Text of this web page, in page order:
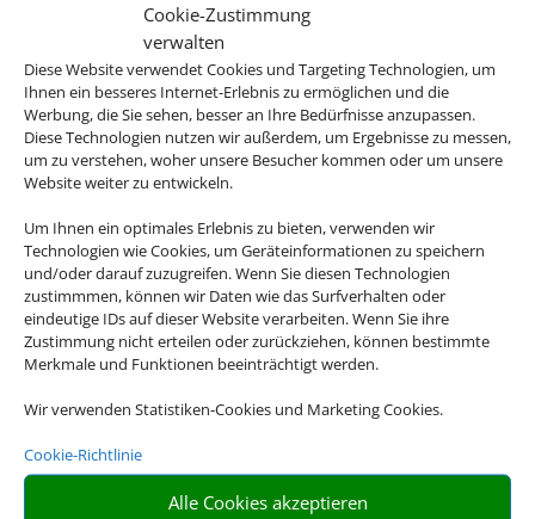
Cookie-Zustimmung
verwalten
Diese Website verwendet Cookies und Targeting Technologien, um
Ihnen ein besseres Internet-Erlebnis zu ermöglichen und die
Werbung, die Sie sehen, besser an Ihre Bedürfnisse anzupassen.
Diese Technologien nutzen wir außerdem, um Ergebnisse zu messen,
um zu verstehen, woher unsere Besucher kommen oder um unsere
Website weiter zu entwickeln.
Um Ihnen ein optimales Erlebnis zu bieten, verwenden wir
Technologien wie Cookies, um Geräteinformationen zu speichern
und/oder darauf zuzugreifen. Wenn Sie diesen Technologien
zustimmmen, können wir Daten wie das Surfverhalten oder
eindeutige IDs auf dieser Website verarbeiten. Wenn Sie ihre
Zustimmung nicht erteilen oder zurückziehen, können bestimmte
Merkmale und Funktionen beeinträchtigt werden.
Wir verwenden Statistiken-Cookies und Marketing Cookies.
Cookie-Richtlinie
Alle Cookies akzeptieren
Klassenfahrten
Gruppenreisen
Empfehlungen für Ihre Reise